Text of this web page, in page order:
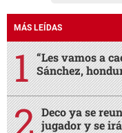
MÁS LEÍDAS
“Les vamos a
Sánchez,
Deco ya se
jugador y se